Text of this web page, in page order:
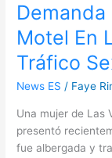
Motel En
Tráfico
News ES / Faye
Una mujer de Las
presentó
fue albergada y